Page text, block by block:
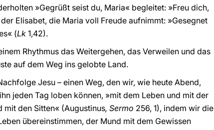
»Gegrüßt seist du, Maria« begleitet: »Freu dich,
Elisabet, die Maria voll Freude aufnimmt: »Gesegnet
(Lk 1,42).
Rhythmus das Weitergehen, das Verweilen und das
auf dem Weg ins gelobte Land.
Jesu – einen Weg, den wir, wie heute Abend,
jeden Tag loben können, »mit dem Leben und mit der
mit den Sitten« (Augustinus, Sermo 256, 1), indem wir die
übereinstimmen, der Mund mit dem Gewissen